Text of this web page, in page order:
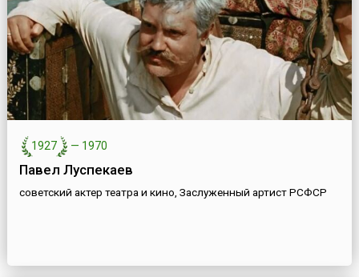
1927 — 1970
Павел Луспекаев
советский актер театра и кино, Заслуженный артист РСФСР